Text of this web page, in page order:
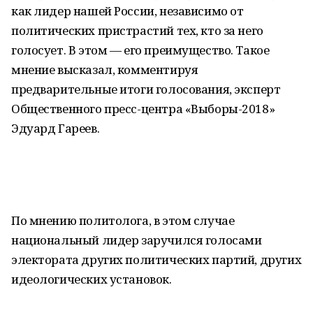
как лидер нашей России, независимо от
политических пристрастий тех, кто за него
голосует. В этом — его преимущество. Такое
мнение высказал, комментируя
предварительные итоги голосования, эксперт
Общественного пресс-центра «Выборы-2018»
Эдуард Гареев.
По мнению политолога, в этом случае
национальный лидер заручился голосами
электората других политических партий, других
идеологических установок.